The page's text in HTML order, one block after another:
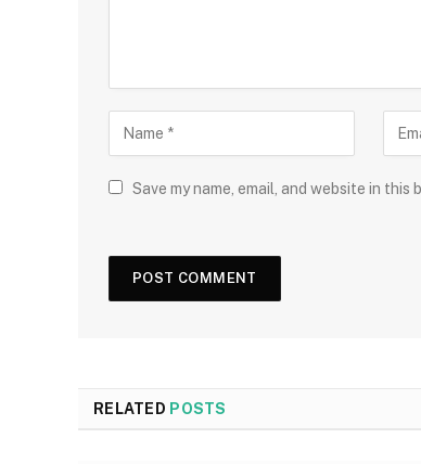
Save my name, email, and website in
RELATED POSTS